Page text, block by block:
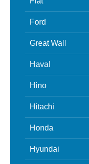
Ford
Great Wall
Haval
Hino
Hitachi
Honda
Hyundai